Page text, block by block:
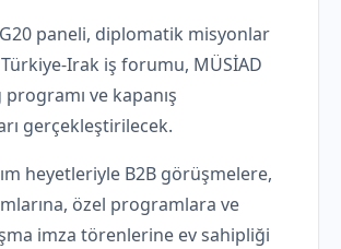
paneli, diplomatik misyonlar
Irak iş forumu, MÜSİAD
programı ve kapanış
gerçekleştirilecek.
heyetleriyle B2B görüşmelere,
özel programlara ve
imza törenlerine ev sahipliği